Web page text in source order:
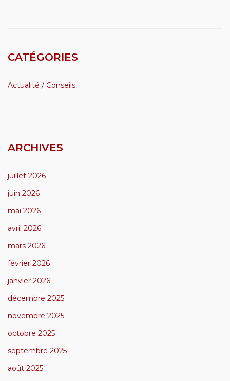
CATÉGORIES
Actualité / Conseils
ARCHIVES
juillet 2026
juin 2026
mai 2026
avril 2026
mars 2026
février 2026
janvier 2026
décembre 2025
novembre 2025
octobre 2025
septembre 2025
août 2025